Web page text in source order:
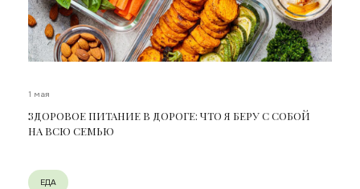
1 мая
ЗДОРОВОЕ ПИТАНИЕ В ДОРОГЕ: ЧТО Я БЕРУ С СОБОЙ
НА ВСЮ СЕМЬЮ
ЕДА